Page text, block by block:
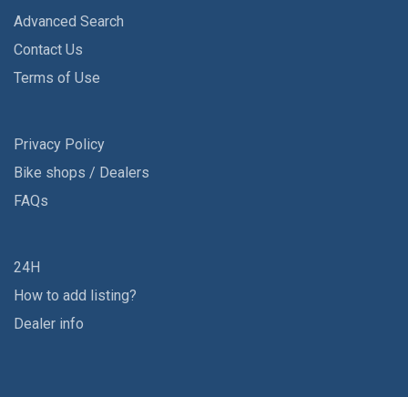
Advanced Search
Contact Us
Terms of Use
Privacy Policy
Bike shops / Dealers
FAQs
24H
How to add listing?
Dealer info